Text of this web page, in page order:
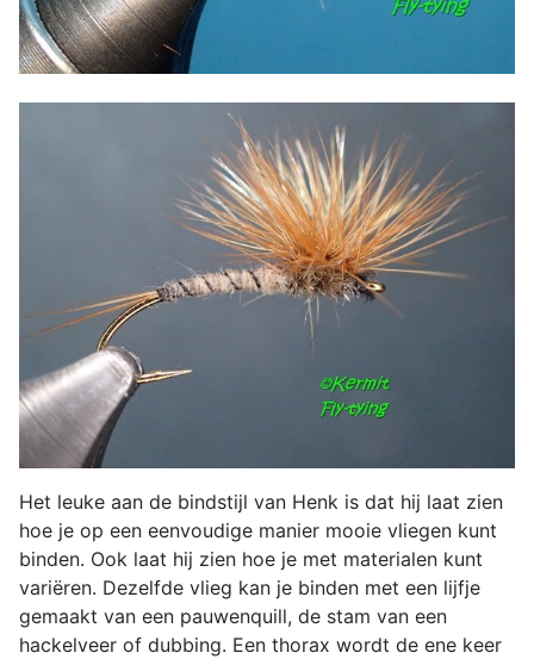
Het leuke aan de bindstijl van Henk is dat hij laat zien
hoe je op een eenvoudige manier mooie vliegen kunt
binden. Ook laat hij zien hoe je met materialen kunt
variëren. Dezelfde vlieg kan je binden met een lijfje
gemaakt van een pauwenquill, de stam van een
hackelveer of dubbing. Een thorax wordt de ene keer